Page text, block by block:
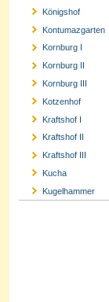
Königshof
Kontumazgarten
Kornburg I
Kornburg II
Kornburg III
Kotzenhof
Kraftshof I
Kraftshof II
Kraftshof III
Kucha
Kugelhammer